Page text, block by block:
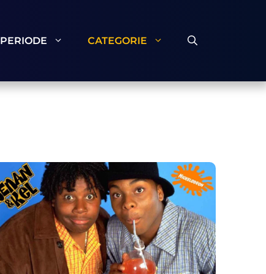
PERIODE CATEGORIE